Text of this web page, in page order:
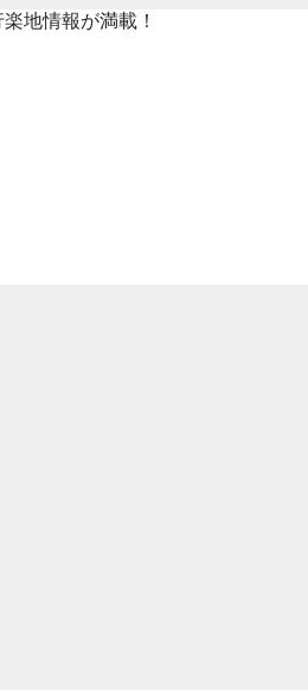
地情報が満載！